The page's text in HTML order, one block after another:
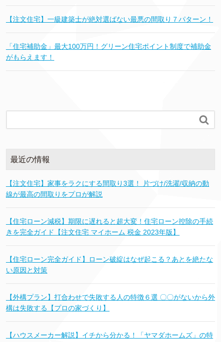
【注文住宅】一級建築士が絶対選ばない最悪の間取り７パターン！
「住宅補助金」最大100万円！グリーン住宅ポイント制度で補助金
がもらえます！

最近の情報
【注文住宅】家事をラクにする間取り3選！ 片づけ/洗濯/収納の動
線が最高の間取りをプロが解説
【住宅ローン減税】期限に遅れると超大変！住宅ローン控除の手続
きを完全ガイド【注文住宅 マイホーム 税金 2023年版】
【住宅ローン完全ガイド】ローン破綻はなぜ起こる？あとを絶たな
い原因と対策
【外構プラン】打合わせで失敗する人の特徴６選 〇〇がないから外
構は失敗する【プロの家づくり】
【ハウスメーカー解説】イチから分かる！「ヤマダホームズ」の特